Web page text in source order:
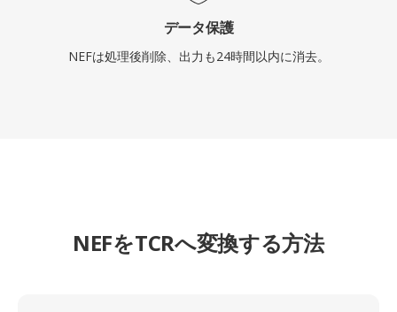
データ保護
NEFは処理後削除、出力も24時間以内に消去。
NEFをTCRへ変換する方法